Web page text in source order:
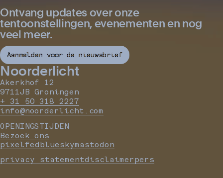
Ontvang updates over onze
tentoonstellingen, evenementen en nog
veel meer.
Aanmelden voor de nieuwsbrief
Noorderlicht
Akerkhof 12
9711JB Groningen
+ 31 50 318 2227
info@noorderlicht.com
OPENINGSTIJDEN
Bezoek ons
pixelfedblueskymastodon
privacy statementdisclaimerpers